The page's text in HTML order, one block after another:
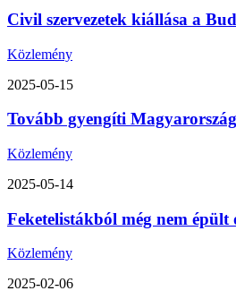
Civil szervezetek kiállása a
Közlemény
2025-05-15
Tovább gyengíti
Közlemény
2025-05-14
Feketelistákból még nem épült
Közlemény
2025-02-06